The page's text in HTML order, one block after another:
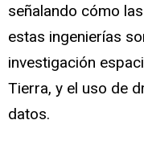
señalando cómo
estas ingenierías
investigación
Tierra, y el uso de
datos.